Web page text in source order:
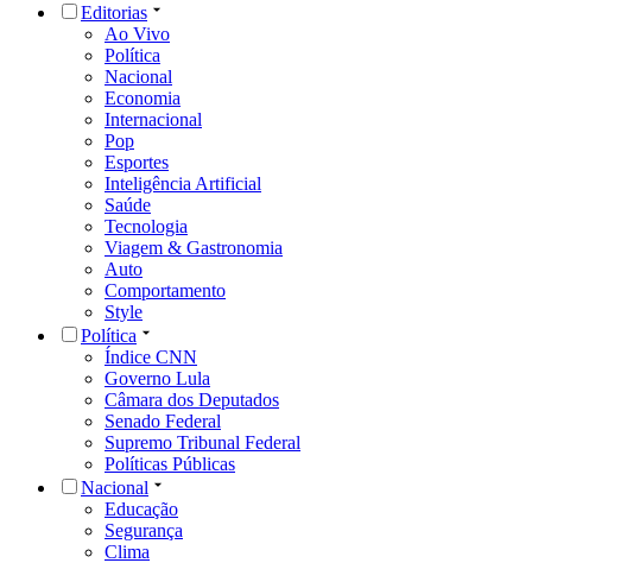
Editorias
Ao Vivo
Política
Nacional
Economia
Internacional
Pop
Esportes
Inteligência Artificial
Saúde
Tecnologia
Viagem & Gastronomia
Auto
Comportamento
Style
Política
Índice CNN
Governo Lula
Câmara dos Deputados
Senado Federal
Supremo Tribunal Federal
Políticas Públicas
Nacional
Educação
Segurança
Clima